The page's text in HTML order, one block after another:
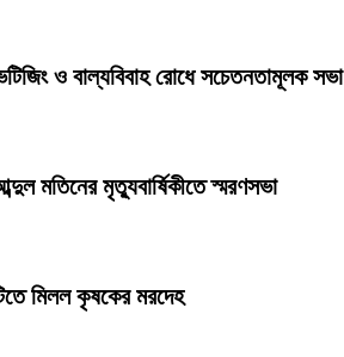
ও বাল্যবিবাহ রোধে সচেতনতামূলক সভা
মতিনের মৃত্যুবার্ষিকীতে স্মরণসভা
মিলল কৃষকের মরদেহ